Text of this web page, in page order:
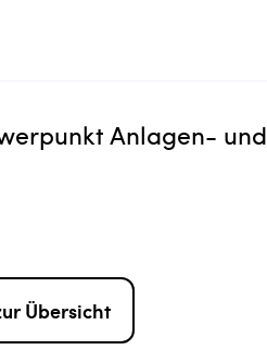
Anlagen- und
Übersicht